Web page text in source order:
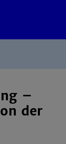
–
der